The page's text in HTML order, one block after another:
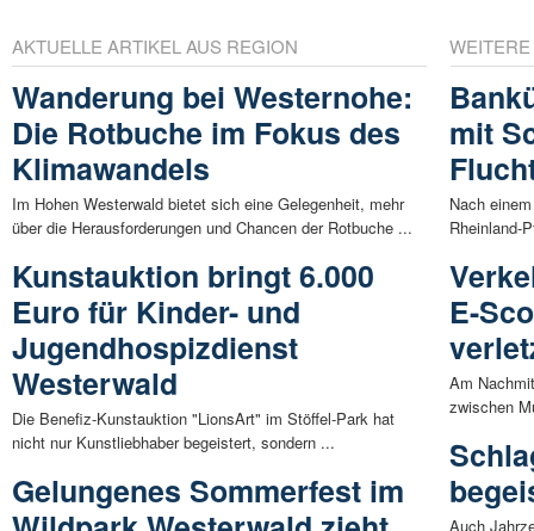
AKTUELLE ARTIKEL AUS REGION
Wanderung bei Westernohe:
Die Rotbuche im Fokus des
Klimawandels
Im Hohen Westerwald bietet sich eine Gelegenheit, mehr
über die Herausforderungen und Chancen der Rotbuche ...
Kunstauktion bringt 6.000
Euro für Kinder- und
Jugendhospizdienst
Westerwald
Die Benefiz-Kunstauktion "LionsArt" im Stöffel-Park hat
nicht nur Kunstliebhaber begeistert, sondern ...
Gelungenes Sommerfest im
mit
Nach
Rheinland-
E-
Am
zwischen
Auch